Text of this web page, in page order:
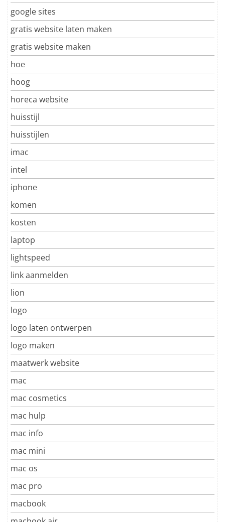
google sites
gratis website laten maken
gratis website maken
hoe
hoog
horeca website
huisstijl
huisstijlen
imac
intel
iphone
komen
kosten
laptop
lightspeed
link aanmelden
lion
logo
logo laten ontwerpen
logo maken
maatwerk website
mac
mac cosmetics
mac hulp
mac info
mac mini
mac os
mac pro
macbook